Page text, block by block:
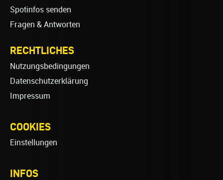
Spotinfos senden
Fragen & Antworten
RECHTLICHES
Nutzungsbedingungen
Datenschutzerklärung
Impressum
COOKIES
Einstellungen
INFOS